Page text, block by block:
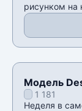
рисунком на
Модель
v341 181
Неделя в